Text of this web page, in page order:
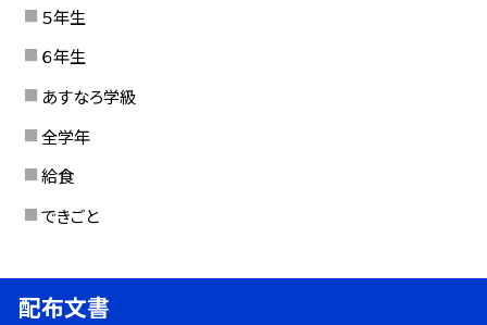
５年生
６年生
あすなろ学級
全学年
給食
できごと
配布文書